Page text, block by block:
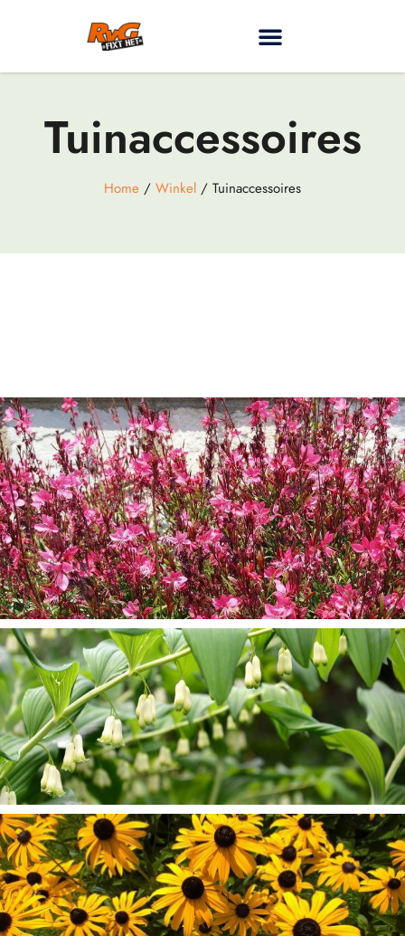
Tuinaccessoires
Home / Winkel / Tuinaccessoires